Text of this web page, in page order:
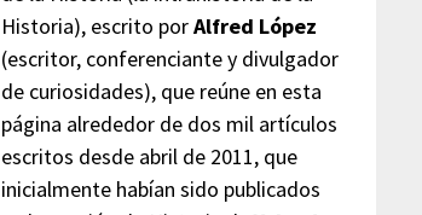
Historia), escrito porAlfred López
(escritor, conferenciante y divulgador
de curiosidades), que reúne en esta
página alrededor de dos mil artículos
escritos desde abril de 2011, que
inicialmente habían sido publicados